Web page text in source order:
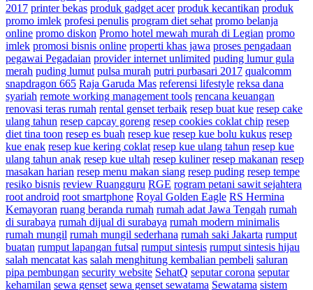
2017 printer bekas produk gadget acer produk kecantikan produk
promo imlek profesi penulis program diet sehat promo belanja
online promo diskon Promo hotel mewah murah di Legian promo
imlek promosi bisnis online properti khas jawa proses pengadaan
pegawai Pegadaian provider internet unlimited puding lumur gula
merah puding lumut pulsa murah putri purbasari 2017 qualcomm
snapdragon 665 Raja Garuda Mas referensi lifestyle reksa dana
syariah remote working management tools rencana keuangan
renovasi teras rumah rental genset terbaik resep buat kue resep cake
ulang tahun resep capcay goreng resep cookies coklat chip resep
diet tina toon resep es buah resep kue resep kue bolu kukus resep
kue enak resep kue kering coklat resep kue ulang tahun resep kue
ulang tahun anak resep kue ultah resep kuliner resep makanan resep
masakan harian resep menu makan siang resep puding resep tempe
resiko bisnis review Ruangguru RGE rogram petani sawit sejahtera
root android root smartphone Royal Golden Eagle RS Hermina
Kemayoran ruang beranda rumah rumah adat Jawa Tengah rumah
di surabaya rumah dijual di surabaya rumah modern minimalis
rumah mungil rumah mungil sederhana rumah saki Jakarta rumput
buatan rumput lapangan futsal rumput sintesis rumput sintesis hijau
salah mencatat kas salah menghitung kembalian pembeli saluran
pipa pembungan security website SehatQ seputar corona seputar
kehamilan sewa genset sewa genset sewatama Sewatama sistem